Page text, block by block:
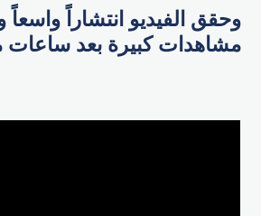
وحقق الفيديو انتشاراً واسعاً
مشاهدات كبيرة بعد